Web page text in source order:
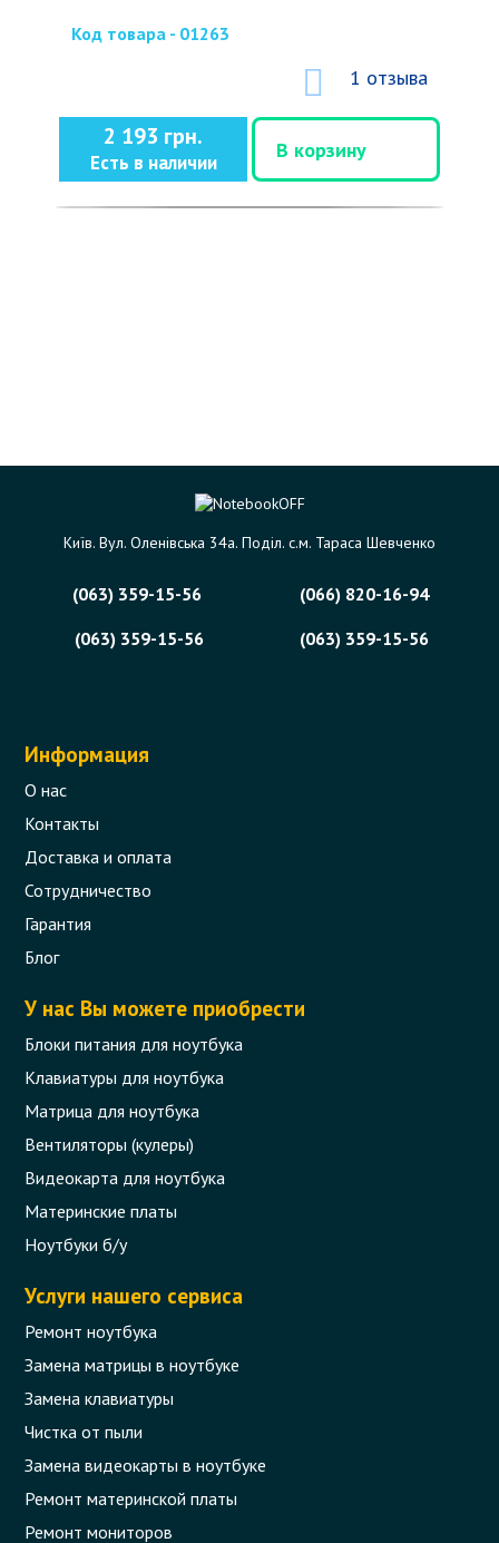
Код товара - 01263
1 отзыва
2 193 грн.
Есть в наличии
В корзину
Київ. Вул. Оленівська 34а. Поділ. с.м. Тараса Шевченко
(063) 359-15-56
(066) 820-16-94
(063) 359-15-56
(063) 359-15-56
Информация
О нас
Контакты
Доставка и оплата
Сотрудничество
Гарантия
Блог
У нас Вы можете приобрести
Блоки питания для ноутбука
Клавиатуры для ноутбука
Матрица для ноутбука
Вентиляторы (кулеры)
Видеокарта для ноутбука
Материнские платы
Ноутбуки б/у
Услуги нашего сервиса
Ремонт ноутбука
Замена матрицы в ноутбуке
Замена клавиатуры
Чистка от пыли
Замена видеокарты в ноутбуке
Ремонт материнской платы
Ремонт мониторов